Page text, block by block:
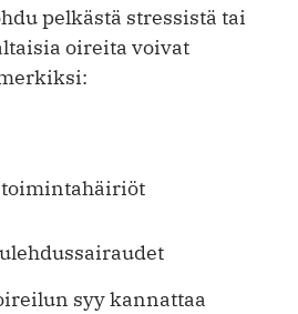
pelkästä stressistä tai
oireita voivat
syy kannattaa